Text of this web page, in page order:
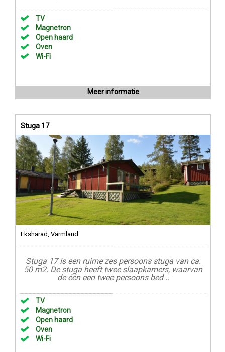
TV
Magnetron
Open haard
Oven
Wi-Fi
Meer informatie
Stuga 17
Ekshärad, Värmland
Stuga 17 is een ruime zes persoons stuga van ca.
50 m2. De stuga heeft twee slaapkamers, waarvan
de één een twee persoons bed ..
TV
Magnetron
Open haard
Oven
Wi-Fi